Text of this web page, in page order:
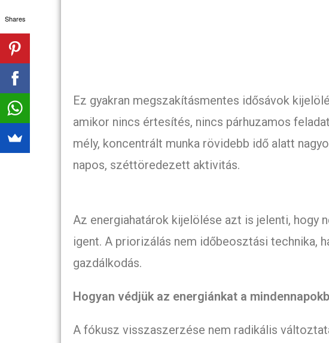
Ez gyakran megszakításmentes idősávok
amikor nincs értesítés, nincs párhuzamos
mély, koncentrált munka rövidebb idő alatt
napos, széttöredezett aktivitás.
Az energiahatárok kijelölése azt is jelenti, hogy
igent. A priorizálás nem időbeosztási technika,
gazdálkodás.
Hogyan védjük az energiánkat a
A fókusz visszaszerzése nem radikális
Shares